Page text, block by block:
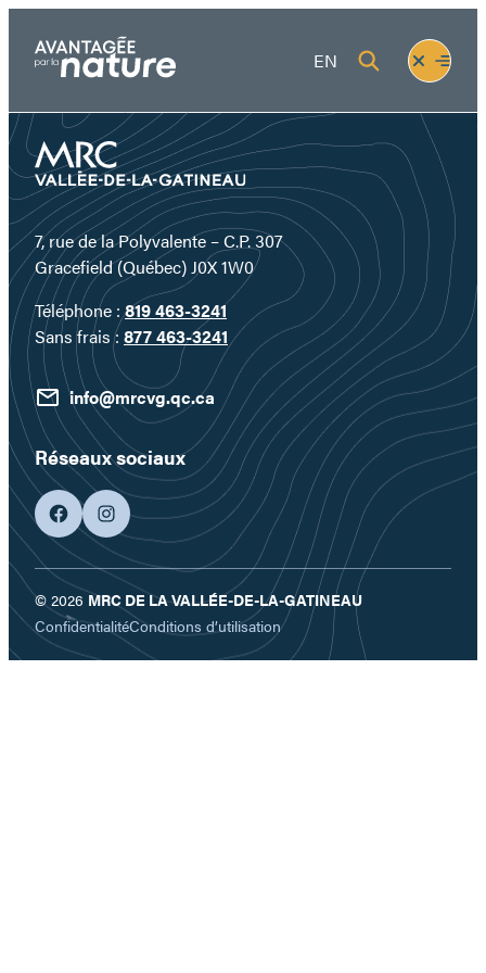
contenu
EN
Fermer
le
menu
Ouvrir
le
7, rue de la Polyvalente – C.P. 307
Gracefield (Québec) J0X 1W0
Téléphone :819 463-3241
Sans frais : 877 463-3241
info@mrcvg.qc.ca
Réseaux sociaux
facebookgoogleplus
© 2026 MRC DE LA VALLÉE-DE-LA-GATINEAU
ConfidentialitéConditions d’utilisation